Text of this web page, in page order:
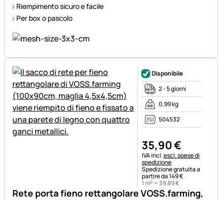
Riempimento sicuro e facile
Per box o pascolo
Rete porta fieno rettangolare VOSS.farming,
Disponibile
2 - 5 giorni
0,99 kg
504532
35,90€
Informazioni fiscali:
IVA incl.escl. spese di
spedizione
Spedizione gratuita a
partire da 149 €
1 m² =39,89€